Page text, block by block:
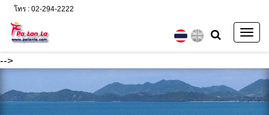
-->
โทร : 02-294-2222